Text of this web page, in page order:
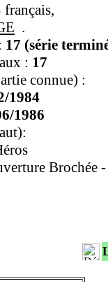
.
17 (série
: 17
connue) :
1984
1986
Brochée